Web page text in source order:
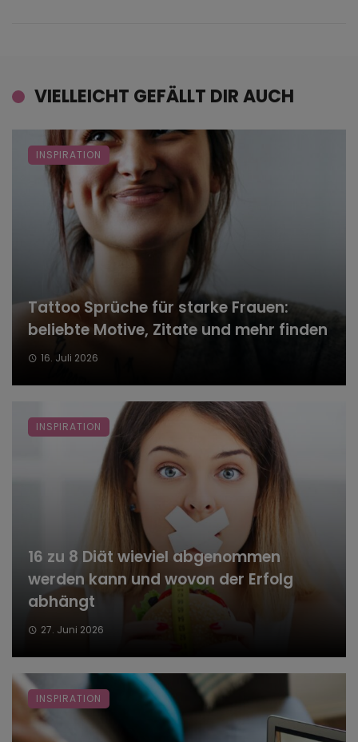
VIELLEICHT GEFÄLLT DIR AUCH
Tattoo Sprüche für starke Frauen:
beliebte Motive, Zitate und mehr finden
16. Juli 2026
INSPIRATION
16 zu 8 Diät wieviel abgenommen
werden kann und wovon der Erfolg
abhängt
27. Juni 2026
INSPIRATION
INSPIRATION